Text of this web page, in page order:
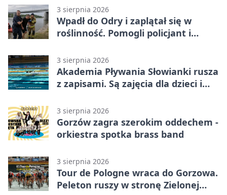
3 sierpnia 2026
Wpadł do Odry i zaplątał się w
roślinność. Pomogli policjant i
3 sierpnia 2026
Akademia Pływania Słowianki rusza
z zapisami. Są zajęcia dla dzieci i
3 sierpnia 2026
Gorzów zagra szerokim oddechem -
orkiestra spotka brass band
3 sierpnia 2026
Tour de Pologne wraca do Gorzowa.
Peleton ruszy w stronę Zielonej